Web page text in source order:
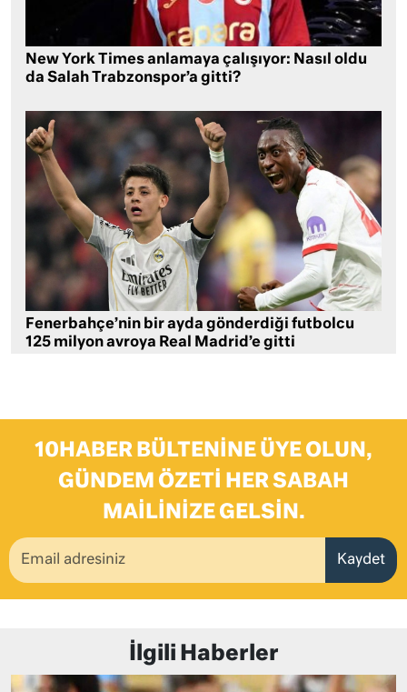
New York Times anlamaya çalışıyor: Nasıl oldu
da Salah Trabzonspor’a gitti?
Fenerbahçe’nin bir ayda gönderdiği futbolcu
125 milyon avroya Real Madrid’e gitti
10HABER BÜLTENINE ÜYE OLUN,
GÜNDEM ÖZETI HER SABAH
MAILINIZE GELSIN.
Kaydet
İlgili Haberler